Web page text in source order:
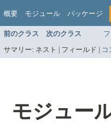
概要 モジュール パッケージ
前のクラス 次のクラス
サマリー: ネスト | フィールド | コ
モジュー